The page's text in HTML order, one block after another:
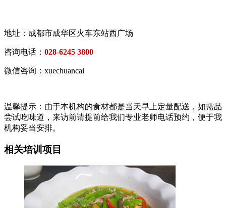
地址：成都市成华区火车东站西广场
咨询电话： 028-6245 3800
微信咨询：xuechuancai
温馨提示：由于本机构的食材都是当天早上定量配送，如需品
尝试吃味道，来访前请提前给我们专业老师电话预约，便于我
机构妥当安排。
相关培训项目